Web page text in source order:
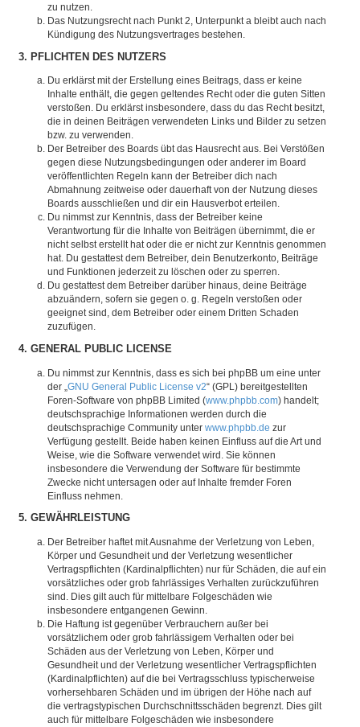
zu nutzen.
Das Nutzungsrecht nach Punkt 2, Unterpunkt a bleibt auch nach
Kündigung des Nutzungsvertrages bestehen.
3. PFLICHTEN DES NUTZERS
Du erklärst mit der Erstellung eines Beitrags, dass er keine
Inhalte enthält, die gegen geltendes Recht oder die guten Sitten
verstoßen. Du erklärst insbesondere, dass du das Recht besitzt,
die in deinen Beiträgen verwendeten Links und Bilder zu setzen
bzw. zu verwenden.
Der Betreiber des Boards übt das Hausrecht aus. Bei Verstößen
gegen diese Nutzungsbedingungen oder anderer im Board
veröffentlichten Regeln kann der Betreiber dich nach
Abmahnung zeitweise oder dauerhaft von der Nutzung dieses
Boards ausschließen und dir ein Hausverbot erteilen.
Du nimmst zur Kenntnis, dass der Betreiber keine
Verantwortung für die Inhalte von Beiträgen übernimmt, die er
nicht selbst erstellt hat oder die er nicht zur Kenntnis genommen
hat. Du gestattest dem Betreiber, dein Benutzerkonto, Beiträge
und Funktionen jederzeit zu löschen oder zu sperren.
Du gestattest dem Betreiber darüber hinaus, deine Beiträge
abzuändern, sofern sie gegen o. g. Regeln verstoßen oder
geeignet sind, dem Betreiber oder einem Dritten Schaden
zuzufügen.
4. GENERAL PUBLIC LICENSE
Du nimmst zur Kenntnis, dass es sich bei phpBB um eine unter
der „ GNU General Public License v2“ (GPL) bereitgestellten
Foren-Software von phpBB Limited (www.phpbb.com) handelt;
deutschsprachige Informationen werden durch die
deutschsprachige Community unter www.phpbb.de zur
Verfügung gestellt. Beide haben keinen Einfluss auf die Art und
Weise, wie die Software verwendet wird. Sie können
insbesondere die Verwendung der Software für bestimmte
Zwecke nicht untersagen oder auf Inhalte fremder Foren
Einfluss nehmen.
5. GEWÄHRLEISTUNG
Der Betreiber haftet mit Ausnahme der Verletzung von Leben,
Körper und Gesundheit und der Verletzung wesentlicher
Vertragspflichten (Kardinalpflichten) nur für Schäden, die auf ein
vorsätzliches oder grob fahrlässiges Verhalten zurückzuführen
sind. Dies gilt auch für mittelbare Folgeschäden wie
insbesondere entgangenen Gewinn.
Die Haftung ist gegenüber Verbrauchern außer bei
vorsätzlichem oder grob fahrlässigem Verhalten oder bei
Schäden aus der Verletzung von Leben, Körper und
Gesundheit und der Verletzung wesentlicher Vertragspflichten
(Kardinalpflichten) auf die bei Vertragsschluss typischerweise
vorhersehbaren Schäden und im übrigen der Höhe nach auf
die vertragstypischen Durchschnittsschäden begrenzt. Dies gilt
auch für mittelbare Folgeschäden wie insbesondere